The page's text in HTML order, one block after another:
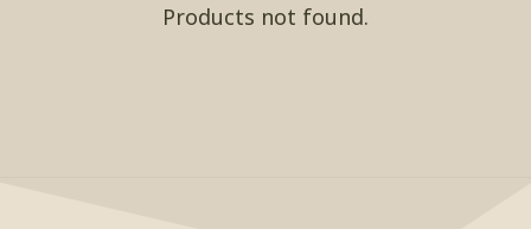
Products not found.